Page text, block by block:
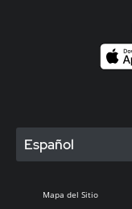
Español
Mapa del Sitio